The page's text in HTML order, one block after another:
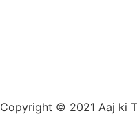
Copyright © 2021 Aaj ki